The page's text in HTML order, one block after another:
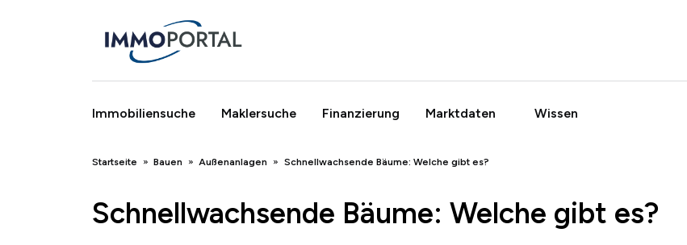
Immobiliensuche Maklersuche Finanzierung Marktdaten Wissen
Breadcrumb
Startseite Bauen Außenanlagen Schnellwachsende Bäume: Welche gibt es?
Schnellwachsende Bäume: Welche gibt es?